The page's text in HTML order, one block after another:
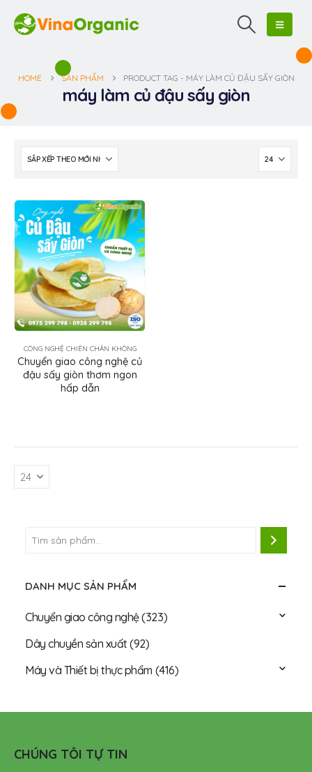
HOME SẢN PHẨM PRODUCT TAG - MÁY LÀM CỦ ĐẬU SẤY GIÒN
máy làm củ đậu sấy giòn
CÔNG NGHỆ CHIÊN CHÂN KHÔNG
Chuyển giao công nghệ củ
đậu sấy giòn thơm ngon
hấp dẫn
DANH MỤC SẢN PHẨM
Chuyển giao công nghệ(323)
Dây chuyền sản xuất(92)
Máy và Thiết bị thực phẩm (416)
CHÚNG TÔI TỰ TIN